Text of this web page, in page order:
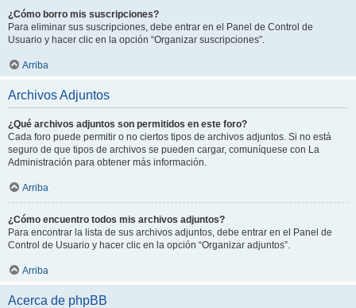
¿Cómo borro mis suscripciones?
Para eliminar sus suscripciones, debe entrar en el Panel de Control de
Usuario y hacer clic en la opción “Organizar suscripciones”.
Arriba
Archivos Adjuntos
¿Qué archivos adjuntos son permitidos en este foro?
Cada foro puede permitir o no ciertos tipos de archivos adjuntos. Si no está
seguro de que tipos de archivos se pueden cargar, comuníquese con La
Administración para obtener más información.
Arriba
¿Cómo encuentro todos mis archivos adjuntos?
Para encontrar la lista de sus archivos adjuntos, debe entrar en el Panel de
Control de Usuario y hacer clic en la opción “Organizar adjuntos”.
Arriba
Acerca de phpBB